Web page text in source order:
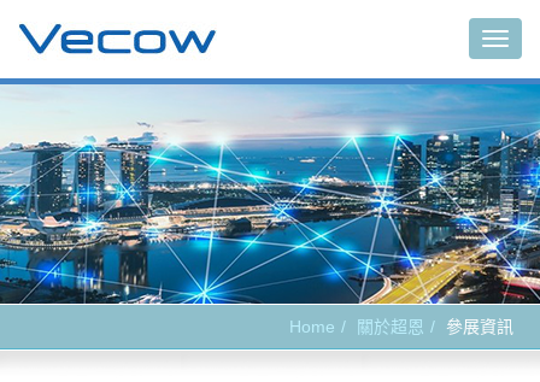
Home 關於超恩 參展資訊